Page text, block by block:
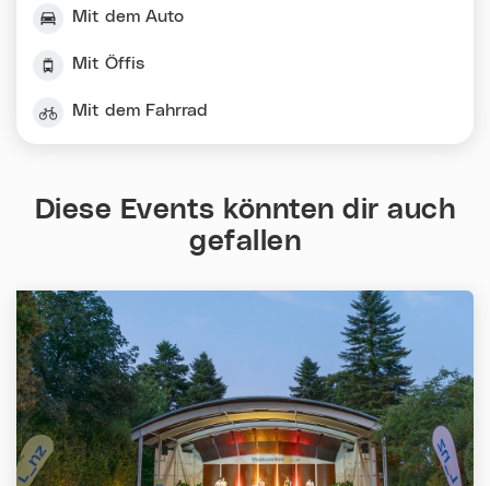
Mit dem Auto
Mit Öffis
Mit dem Fahrrad
Diese Events könnten dir auch
gefallen